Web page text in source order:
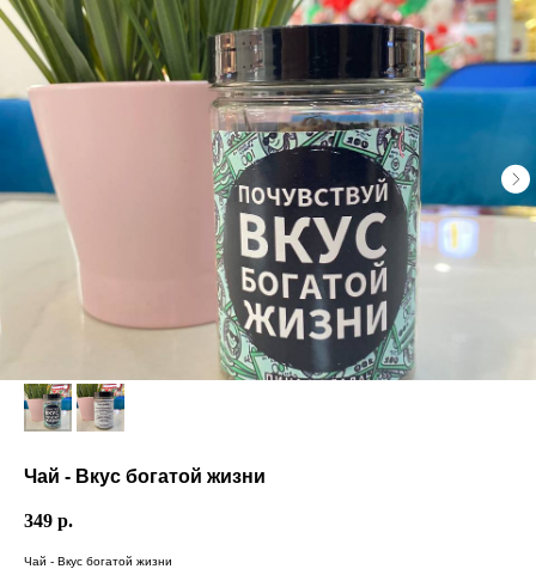
Чай - Вкус богатой жизни
349 р.
Чай - Вкус богатой жизни